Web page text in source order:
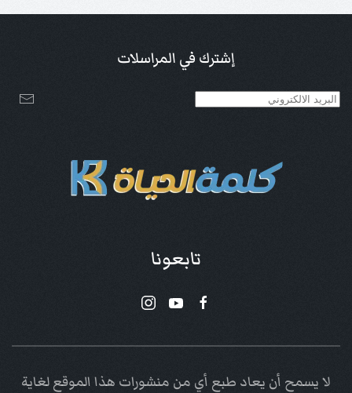
إشترك في المراسلات
تابعونا
لا يسمح أن يعاد طبع أي من منشورات هذا الموقع لغاية